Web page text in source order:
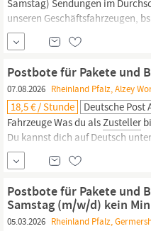
Samstag) Sendungen im
unseren Geschäftsfahrzeugen,
Was du als
Zusteller
bietest Du
dich auf Deutsch unterhalten
anpacken Du bist zuverlässig
Postbote bei Deutsche...
Postbote für Pakete und
07.08.2026 Rheinland Pfalz, Alzey
18,5 € / Stunde Deutsche Post
Fahrzeuge Was du alsZusteller
Du kannst dich auf Deutsch
kannst gut anpacken Du bist
Werde Postbote bei Deutsche
lässt du dir von keinem...
Postbote für Pakete und
Samstag (m/w/d) kein
05.03.2026 Rheinland Pfalz,